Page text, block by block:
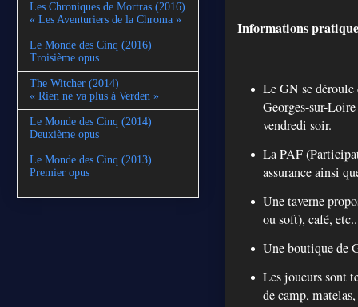
Informations
Le GN se
Georges-sur-
vendredi soir.
La PAF
assurance ainsi
Une taverne
ou soft), café,
Une boutique de
Les joueurs sont
de camp,
Les Chroniques de Mortras (2016)
« Les Aventuriers de la Chroma »
Le Monde des Cinq (2016)
Troisième opus
The Witcher (2014)
« Rien ne va plus à Verden »
Le Monde des Cinq (2014)
Deuxième opus
Le Monde des Cinq (2013)
Premier opus